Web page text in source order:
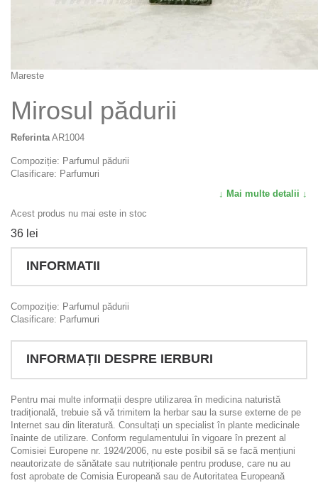
Mareste
Mirosul pădurii
Referinta AR1004
Compoziție: Parfumul pădurii
Clasificare: Parfumuri
↓ Mai multe detalii ↓
Acest produs nu mai este in stoc
36 lei
INFORMATII
Compoziție: Parfumul pădurii
Clasificare: Parfumuri
INFORMAȚII DESPRE IERBURI
Pentru mai multe informații despre utilizarea în medicina naturistă
tradițională, trebuie să vă trimitem la herbar sau la surse externe de pe
Internet sau din literatură. Consultați un specialist în plante medicinale
înainte de utilizare. Conform regulamentului în vigoare în prezent al
Comisiei Europene nr. 1924/2006, nu este posibil să se facă mențiuni
neautorizate de sănătate sau nutriționale pentru produse, care nu au
fost aprobate de Comisia Europeană sau de Autoritatea Europeană